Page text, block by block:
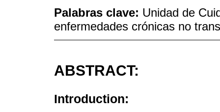
Palabras clave: Unidad de
enfermedades crónicas no
ABSTRACT:
Introduction: